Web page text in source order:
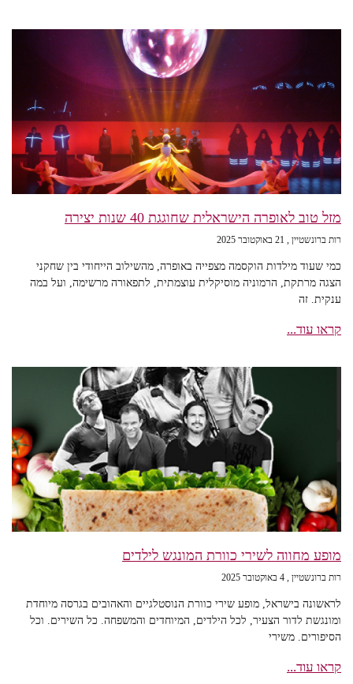
מזל טוב לאופרה הישראלית שחוגגת 40 שנות יצירה
רות ברונשטיין 21 באוקטובר 2025
כמי שעוד מילדות הוקסמה מצפייה באופרה, מהשילוב הייחודי בין שחקני
הצגה מרתקת, הרמוניה מוסיקלית עוצמתית, לתפאורה מרשימה, ועל במה
ענקית. זה
קראו עוד...
מופע מחווה לשירי כוורת המונגש לילדים
רות ברונשטיין 4 באוקטובר 2025
לראשונה בישראל, מופע שירי כוורת הנוסטלגיים והאהובים בגרסה מיוחדת
ומונגשת לדור הצעיר, לכל הילדים, המיוחדים והמשפחה. כל השירים. וכל
הסיפורים. משירי
קראו עוד...